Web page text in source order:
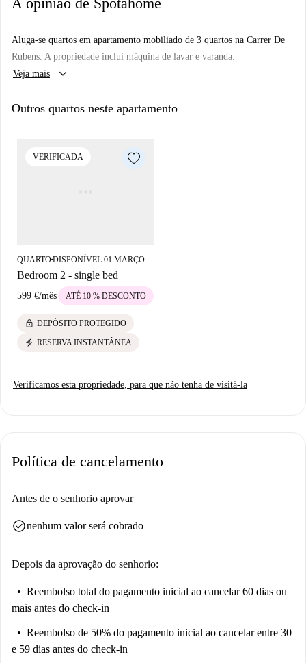
Aluga-se quartos em apartamento mobiliado de 3 quartos na Carrer De
Rubens. A propriedade inclui máquina de lavar e varanda.
Veja mais
keyboard_arrow_down
Outros quartos neste apartamento
VERIFICADA
QUARTO■DISPONÍVEL 01 MARÇO
Bedroom 2 - single bed
599 €/mês ATÉ 10 % DESCONTO
lock DEPÓSITO PROTEGIDO
electric_bolt RESERVA INSTANTÂNEA
Verificamos esta propriedade, para que não tenha de visitá-la
Política de cancelamento
Antes de o senhorio aprovar
check_circlenenhum valor será cobrado
Depois da aprovação do senhorio:
Reembolso total do pagamento inicial ao cancelar 60 dias ou
mais antes do check-in
Reembolso de 50% do pagamento inicial ao cancelar entre 30
e 59 dias antes do check-in